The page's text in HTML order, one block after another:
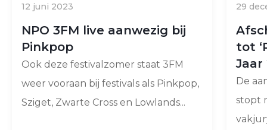
12 juni 2023
NPO 3FM live aanwezig bij
Pinkpop
Ook deze festivalzomer staat 3FM
weer vooraan bij festivals als Pinkpop,
Sziget, Zwarte Cross en Lowlands...
29
tot
Jaar
De
stopt